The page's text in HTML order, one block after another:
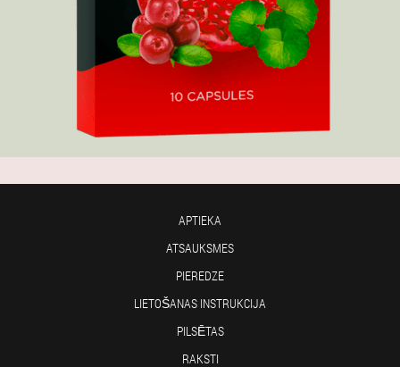
APTIEKA
ATSAUKSMES
PIEREDZE
LIETOŠANAS INSTRUKCIJA
PILSĒTAS
RAKSTI